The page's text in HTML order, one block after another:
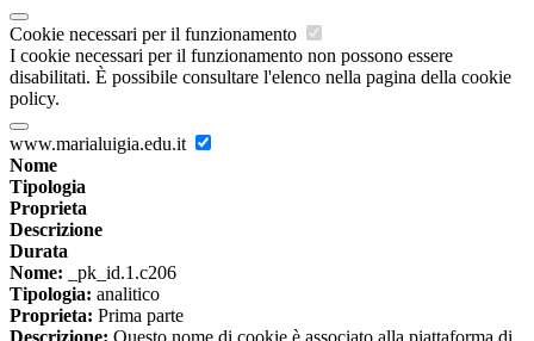
Cookie necessari per il funzionamento
I cookie necessari per il funzionamento non possono essere
disabilitati. È possibile consultare l'elenco nella pagina della cookie
policy.
www.marialuigia.edu.it
Nome
Tipologia
Proprieta
Descrizione
Durata
Nome: _pk_id.1.c206
Tipologia: analitico
Proprieta: Prima parte